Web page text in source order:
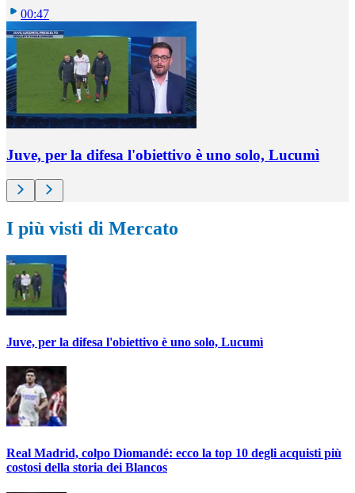
00:47
Juve, per la difesa l'obiettivo è uno solo, Lucumì
I più visti di Mercato
Juve, per la difesa l'obiettivo è uno solo, Lucumì
Real Madrid, colpo Diomandé: ecco la top 10 degli acquisti più
costosi della storia dei Blancos